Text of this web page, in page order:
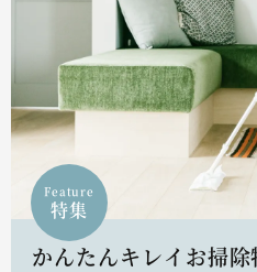
Feature
特集
かんたんキレイお掃